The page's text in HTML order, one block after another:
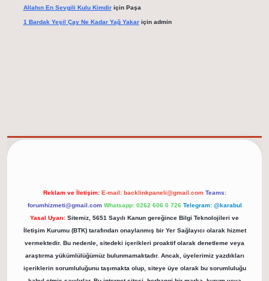
Allahın En Sevgili Kulu Kimdiriçin Paşa
1 Bardak Yeşil Çay Ne Kadar Yağ Yakariçin admin
Reklam ve İletişim: E-mail: backlinkpaneli@gmail.com Teams:
forumhizmeti@gmail.com Whatsapp: 0262 606 0 726 Telegram: @karabul
Yasal Uyarı: Sitemiz, 5651 Sayılı Kanun gereğince Bilgi Teknolojileri ve
İletişim Kurumu (BTK) tarafından onaylanmış bir Yer Sağlayıcı olarak hizmet
vermektedir. Bu nedenle, sitedeki içerikleri proaktif olarak denetleme veya
araştırma yükümlülüğümüz bulunmamaktadır. Ancak, üyelerimiz yazdıkları
içeriklerin sorumluluğunu taşımakta olup, siteye üye olarak bu sorumluluğu